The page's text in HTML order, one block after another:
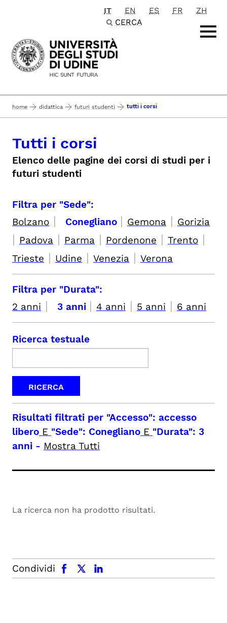
Passa al contenuto principale
IT EN ES FR
ZH
CERCA
home didattica futuri studenti tutti i corsi
Tutti i corsi
Elenco delle pagine dei corsi di studi per i
futuri studenti
Filtra per "Sede":
Bolzano | Conegliano | Gemona | Gorizia
| Padova | Parma | Pordenone | Trento |
Trieste | Udine | Venezia | Verona
Filtra per "Durata":
2 anni | 3 anni | 4 anni | 5 anni | 6 anni
Ricerca testuale
Risultati filtrati per "Accesso": accesso
libero E "Sede": Conegliano E "Durata": 3
anni - Mostra Tutti
La ricerca non ha prodotto risultati.
Condividi
facebook x.com linkedin